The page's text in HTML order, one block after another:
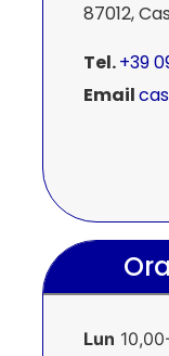
87012,
Tel.+39
Email
Lun